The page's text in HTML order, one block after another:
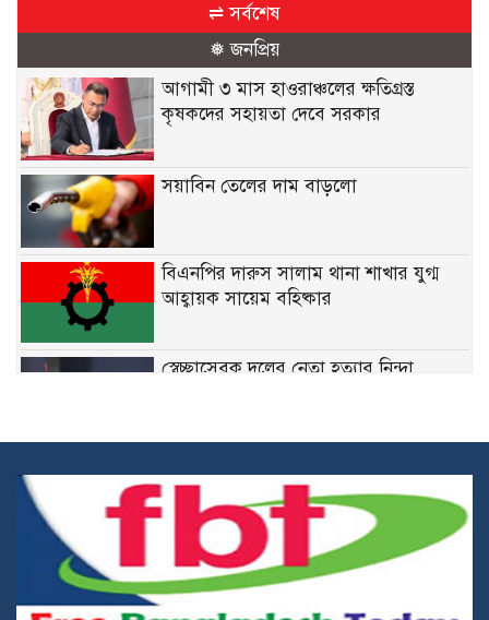
⇌ সর্বশেষ
❅ জনপ্রিয়
আগামী ৩ মাস হাওরাঞ্চলের ক্ষতিগ্রস্ত
কৃষকদের সহায়তা দেবে সরকার
সয়াবিন তেলের দাম বাড়লো
বিএনপির দারুস সালাম থানা শাখার যুগ্ম
আহ্বায়ক সায়েম বহিষ্কার
স্বেচ্ছাসেবক দলের নেতা হত্যার নিন্দা
নির্দিষ্ট ফেডারেল চাকরিতে ডিগ্রির
বাধ্যবাধকতা তুলে দিতে চান কমলা
কারিগরি শিক্ষার্থীদের উপবৃত্তির জন্য ব্লকড
অ্যাকাউন্ট সংশোধনের নির্দেশনা